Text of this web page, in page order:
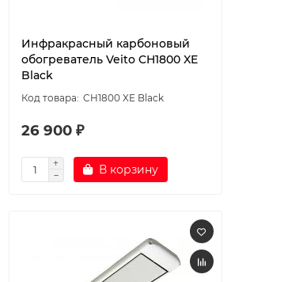
Инфракрасный карбоновый
обогреватель Veito CH1800 XE
Black
CH1800 XE Black
26 900 ₽
В корзину